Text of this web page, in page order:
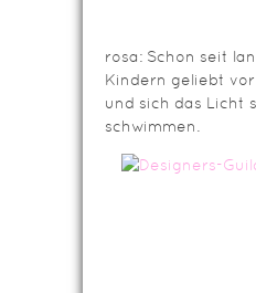
rosa: Schon seit
Kindern geliebt
und sich das Licht
schwimmen.